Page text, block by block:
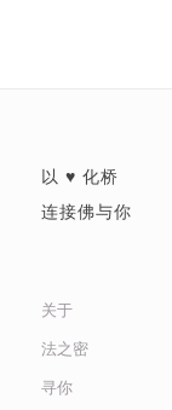
以 ♥ 化桥
连接佛与你
关于
法之密
寻你